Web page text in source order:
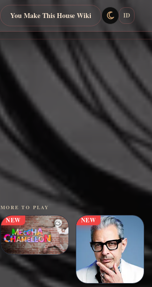
You Make This House Wiki ID
MORE TO PLAY
NEW NEW